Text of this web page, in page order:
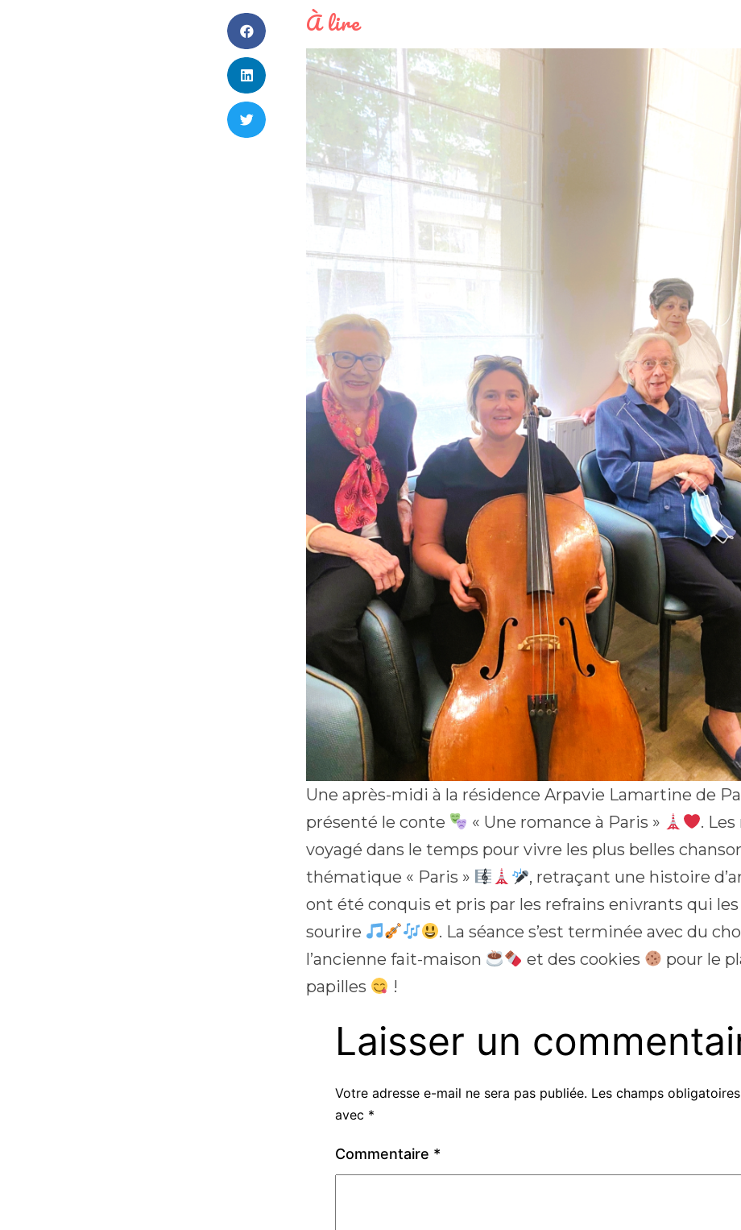
À lire
Une après-midi à la résidence Arpavie Lamartine de
présenté le conte
« Une romance à Paris »
.
voyagé dans le temps pour vivre les plus belles
thématique « Paris »
, retraçant une histoire
ont été conquis et pris par les refrains enivrants qui
sourire
. La séance s’est terminée avec du
l’ancienne fait-maison
et des cookies
pour le
papilles
!
Laisser un
Votre adresse e-mail ne sera pas publiée. Les champs
avec *
Commentaire *